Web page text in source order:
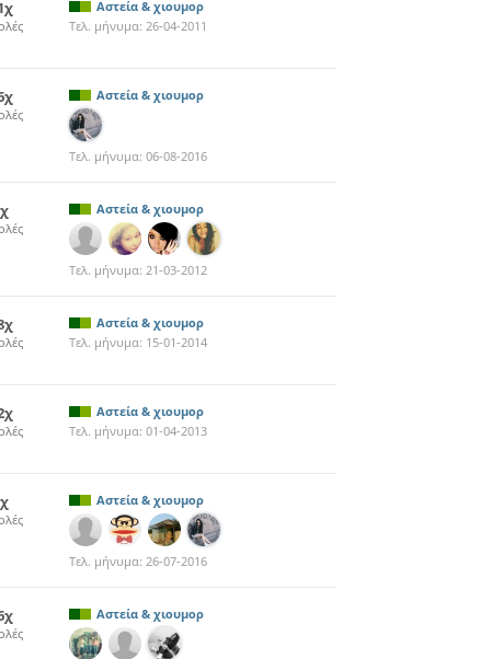
Αστεία & χιουμορ
Τελ. μήνυμα: 26-04-2011
Αστεία & χιουμορ
Τελ. μήνυμα: 06-08-2016
Αστεία & χιουμορ
Τελ. μήνυμα: 21-03-2012
Αστεία & χιουμορ
Τελ. μήνυμα: 15-01-2014
Αστεία & χιουμορ
Τελ. μήνυμα: 01-04-2013
Αστεία & χιουμορ
Τελ. μήνυμα: 26-07-2016
Αστεία & χιουμορ